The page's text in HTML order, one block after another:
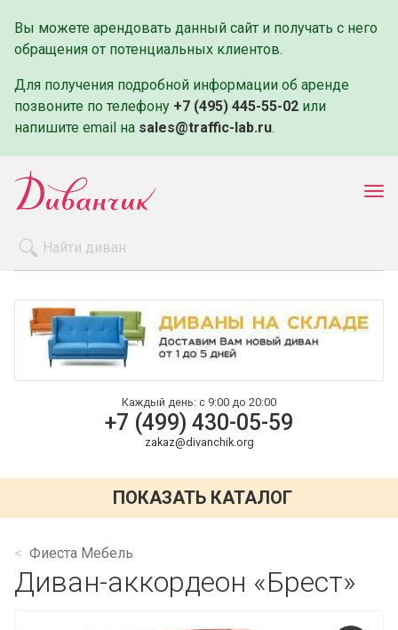
Вы можете арендовать данный сайт и получать с него
обращения от потенциальных клиентов.
Для получения подробной информации об аренде
позвоните по телефону +7 (495) 445-55-02 или
напишите email на sales@traffic-lab.ru.
Оплата и доставка
Контакты
Каждый день: с 9:00 до 20:00
+7 (499) 430-05-59
zakaz@divanchik.org
ПОКАЗАТЬ КАТАЛОГ
Фиеста Мебель
Диван-аккордеон «Брест»